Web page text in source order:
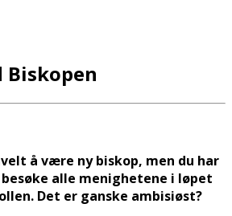
å være ny biskop, men du har
alle menighetene i løpet
Det er ganske ambisiøst?